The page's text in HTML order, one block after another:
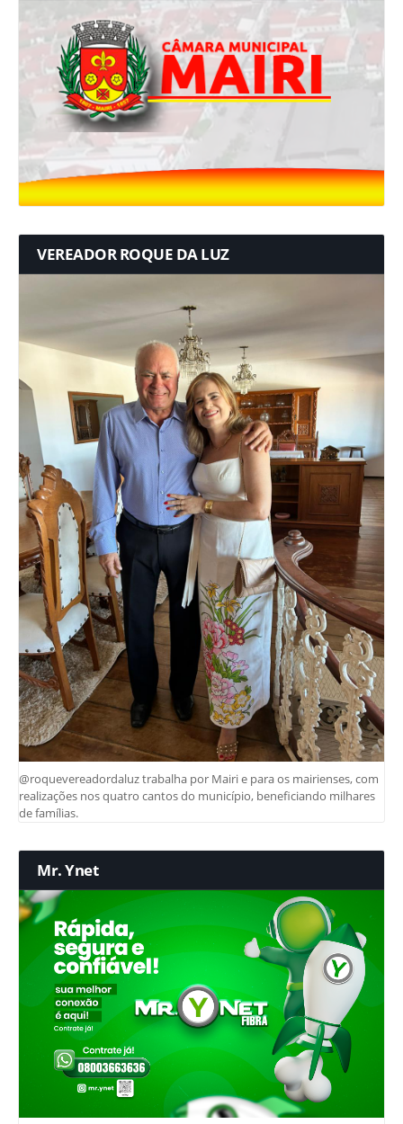
VEREADOR ROQUE DA LUZ
@roquevereadordaluz trabalha por Mairi e para os mairienses, com
realizações nos quatro cantos do município, beneficiando milhares
de famílias.
Mr. Ynet